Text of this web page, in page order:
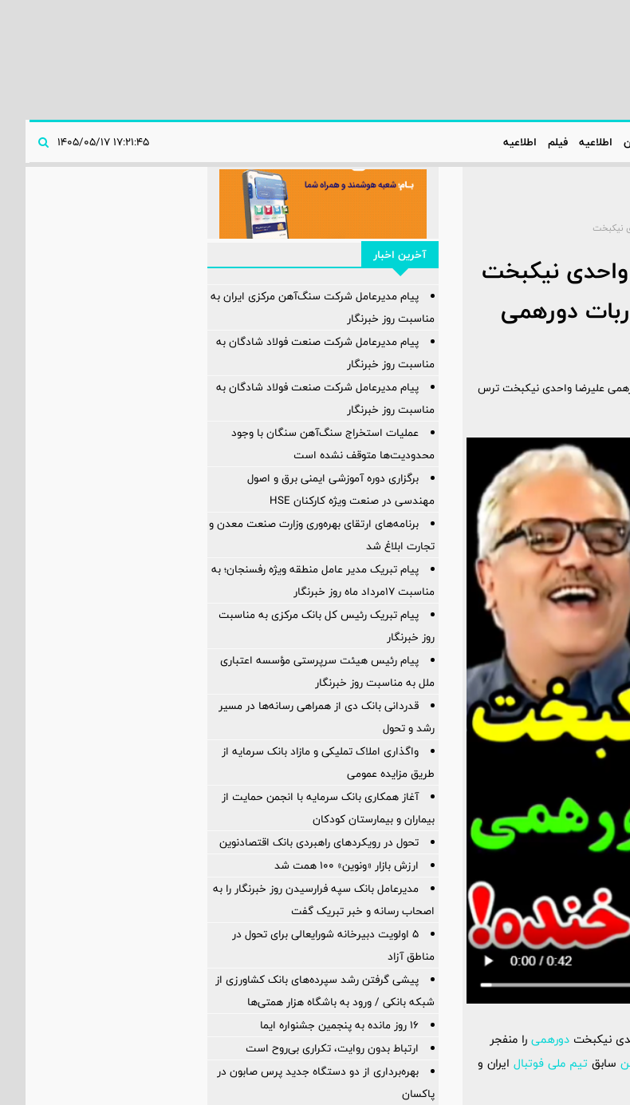
اطلاعیه‌ فیلم اطلاعیه‌
نیکبخت
نیکبخت
دورهمی
علیرضا واحدی نیکبخت ترس
نیکبخت دورهمی را منفجر
سابق تیم ملی فوتبال ایران و
آخرین اخبار
پیام مدیرعامل شرکت سنگ‌آهن مرکزی ایران به
مناسبت روز خبرنگار
پیام مدیرعامل شرکت صنعت فولاد شادگان به
مناسبت روز خبرنگار
پیام مدیرعامل شرکت صنعت فولاد شادگان به
مناسبت روز خبرنگار
عملیات استخراج سنگ‌آهن سنگان با وجود
محدودیت‌ها متوقف نشده است
برگزاری دوره آموزشی ایمنی برق و اصول
مهندسی در صنعت ویژه کارکنان HSE
برنامه‌های ارتقای بهره‌وری وزارت صنعت معدن و
تجارت ابلاغ شد
پیام تبریک مدیر عامل منطقه ویژه رفسنجان؛ به
مناسبت ۱۷مرداد ماه روز خبرنگار
پیام تبریک رئیس کل بانک مرکزی به مناسبت
روز خبرنگار
پیام رئیس هیئت سرپرستی مؤسسه اعتباری
ملل به مناسبت روز خبرنگار
قدردانی بانک دی از همراهی رسانه‌ها در مسیر
رشد و تحول
واگذاری املاک تملیکی و مازاد بانک سرمایه از
طریق مزایده عمومی
آغاز همکاری بانک سرمایه با انجمن حمایت از
بیماران و بیمارستان کودکان
تحول در رویکردهای راهبردی بانک اقتصادنوین
ارزش بازار «ونوین» 100 همت شد
مدیرعامل بانک سپه فرارسیدن روز خبرنگار را به
اصحاب رسانه و خبر تبریک گفت
5 اولویت دبیرخانه شورایعالی برای تحول در
مناطق آزاد
پیشی گرفتن رشد سپرده‌های بانک کشاورزی از
شبکه بانکی / ورود به باشگاه هزار همتی‌ها
16 روز مانده به پنجمین جشنواره ایما
ارتباط بدون روایت، تکراری بی‌روح است
بهره‌برداری از دو دستگاه جدید پرس صابون در
پاكسان